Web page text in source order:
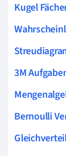
Kugel
3M
Bernoulli